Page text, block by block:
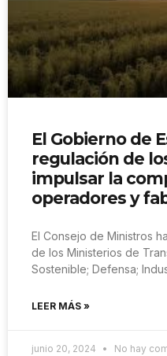
El Gobierno de
regulación de
impulsar la
operadores y
El Consejo de Ministros
de los Ministerios de
Sostenible; Defensa;
LEER MÁS »
junio 20, 2024 No hay